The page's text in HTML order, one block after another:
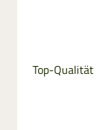
Top-Qualität